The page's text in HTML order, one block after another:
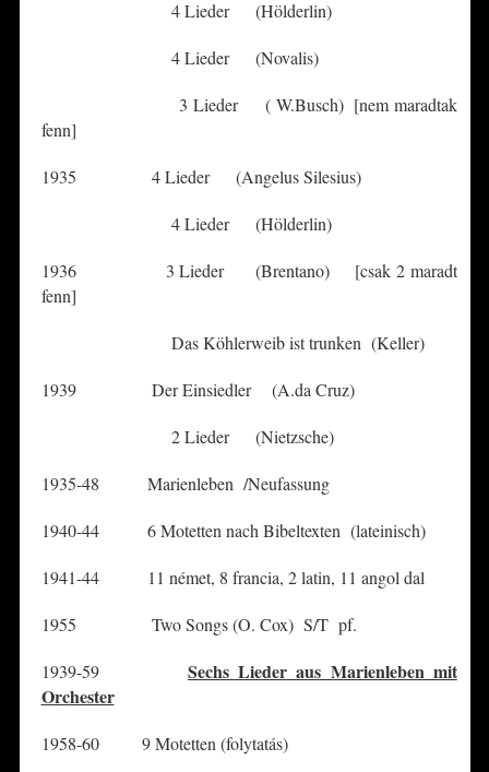
4 Lieder (Hölderlin)
4 Lieder (Novalis)
3 Lieder ( W.Busch) [nem maradtak
fenn]
1935 4 Lieder (Angelus Silesius)
4 Lieder (Hölderlin)
1936 3 Lieder (Brentano) [csak 2 maradt
fenn]
Das Köhlerweib ist trunken (Keller)
1939 Der Einsiedler (A.da Cruz)
2 Lieder (Nietzsche)
1935-48 Marienleben /Neufassung
1940-44 6 Motetten nach Bibeltexten (lateinisch)
1941-44 11 német, 8 francia, 2 latin, 11 angol dal
1955 Two Songs (O. Cox) S/T pf.
1939-59Sechs Lieder aus Marienleben mit
Orchester
1958-60 9 Motetten (folytatás)